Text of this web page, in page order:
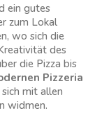
ein gutes
zum Lokal
wo sich die
des
die Pizza bis
Pizzeria
mit allen
widmen.